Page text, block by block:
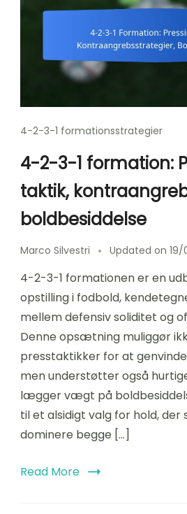
4-2-3-1 formationsstrategier
4-2-3-1 formation:
taktik,
boldbesiddelse
Marco Silvestri Updated on
4-2-3-1 formationen er en
opstilling i fodbold,
mellem defensiv soliditet og
Denne opsætning muliggør
presstaktikker for at
men understøtter også
lægger vægt på
til et alsidigt valg for hold, der
dominere begge […]
Read More